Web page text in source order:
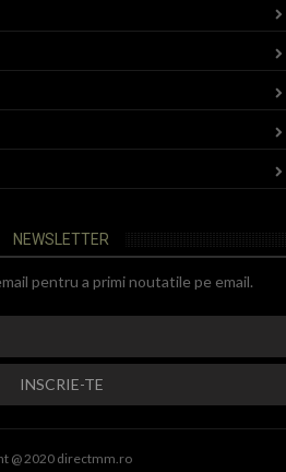
NEWSLETTER
pentru a primi noutatile pe email.
@ 2020 directmm.ro